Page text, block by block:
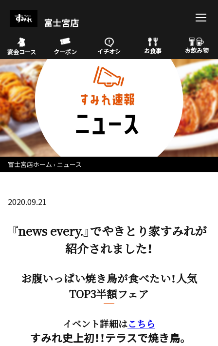
富士宮店
宴会コース クーポン イチオシ お食事 お飲み物
富士宮店ホーム ニュース
2020.09.21
『news every.』でやきとり家すみれが
紹介されました！
お腹いっぱい焼き鳥が食べたい！人気
TOP3半額フェア
イベント詳細はこちら
すみれ史上初！！テラスで焼き鳥。